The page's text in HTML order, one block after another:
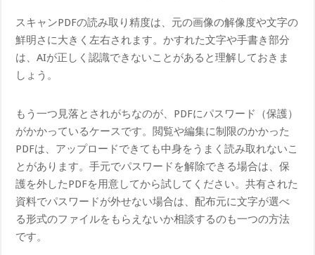
スキャンPDFの読み取り精度は、元の画像の解像度や文字の
鮮明さに大きく左右されます。かすれた文字や手書き部分
は、AIが正しく認識できないことがあると理解しておきま
しょう。
もう一つ見落とされがちなのが、PDFにパスワード（保護）
がかかっているケースです。閲覧や編集に制限のかかった
PDFは、アップロードできても中身をうまく読み取れないこ
とがあります。手元でパスワードを解除できる場合は、保
護を外したPDFを用意してから試してください。共有された
資料でパスワードが外せない場合は、配布元に文字が選べ
る形式のファイルをもらえないか相談するのも一つの方法
です。